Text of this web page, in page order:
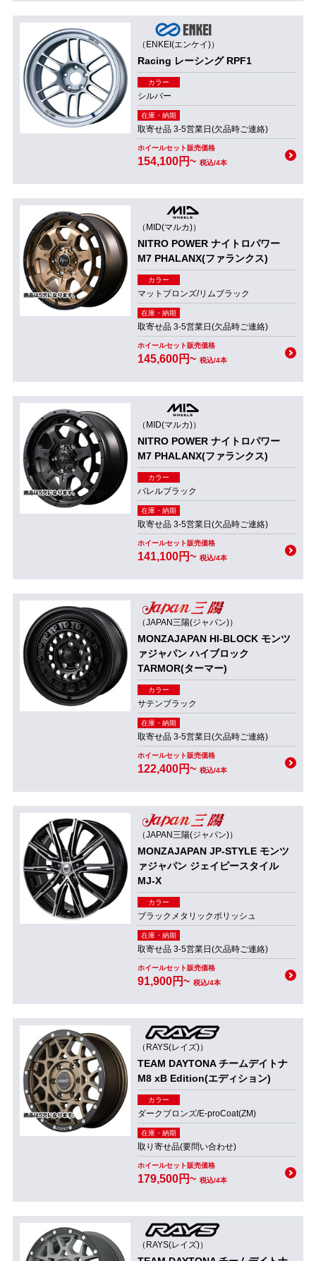
（ENKEI(エンケイ)）
Racing レーシング RPF1
カラー
シルバー
在庫・納期
取寄せ品 3-5営業日(欠品時ご連絡)
ホイールセット販売価格
154,100円~ 税込/4本
（MID(マルカ)）
NITRO POWER ナイトロパワー
M7 PHALANX(ファランクス)
カラー
マットブロンズ/リムブラック
在庫・納期
取寄せ品 3-5営業日(欠品時ご連絡)
ホイールセット販売価格
145,600円~ 税込/4本
（MID(マルカ)）
NITRO POWER ナイトロパワー
M7 PHALANX(ファランクス)
カラー
バレルブラック
在庫・納期
取寄せ品 3-5営業日(欠品時ご連絡)
ホイールセット販売価格
141,100円~ 税込/4本
（JAPAN三陽(ジャパン)）
MONZAJAPAN HI-BLOCK モンツ
ァジャパン ハイブロック
TARMOR(ターマー)
カラー
サテンブラック
在庫・納期
取寄せ品 3-5営業日(欠品時ご連絡)
ホイールセット販売価格
122,400円~ 税込/4本
（JAPAN三陽(ジャパン)）
MONZAJAPAN JP-STYLE モンツ
ァジャパン ジェイピースタイル
MJ-X
カラー
ブラックメタリックポリッシュ
在庫・納期
取寄せ品 3-5営業日(欠品時ご連絡)
ホイールセット販売価格
91,900円~ 税込/4本
（RAYS(レイズ)）
TEAM DAYTONA チームデイトナ
M8 xB Edition(エディション)
カラー
ダークブロンズ/E-proCoat(ZM)
在庫・納期
取り寄せ品(要問い合わせ)
ホイールセット販売価格
179,500円~ 税込/4本
（RAYS(レイズ)）